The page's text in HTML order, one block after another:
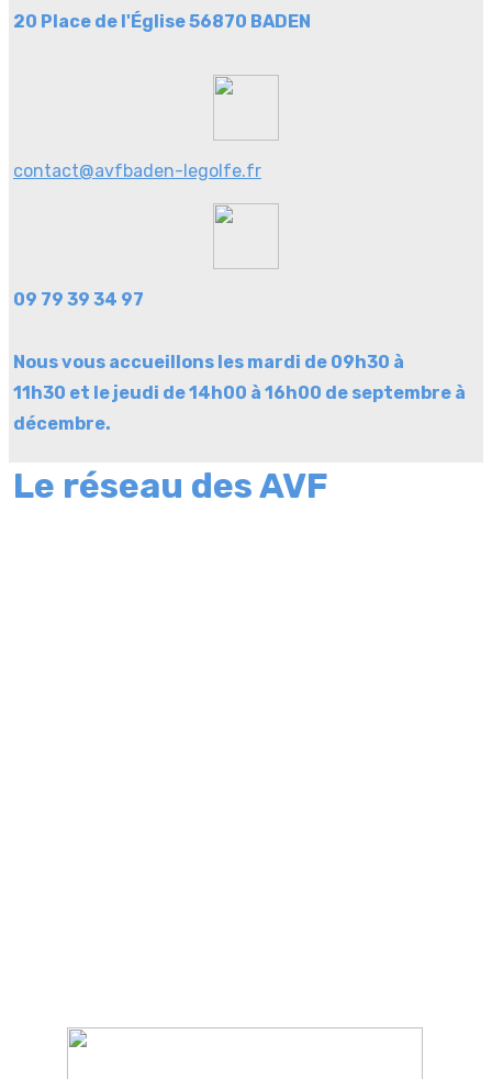
20 Place de l'Église 56870 BADEN
contact@avfbaden-legolfe.fr
09 79 39 34 97
Nous vous accueillons les mardi de 09h30 à
11h30 et le jeudi de 14h00 à 16h00 de septembre à
décembre.
Le réseau des AVF